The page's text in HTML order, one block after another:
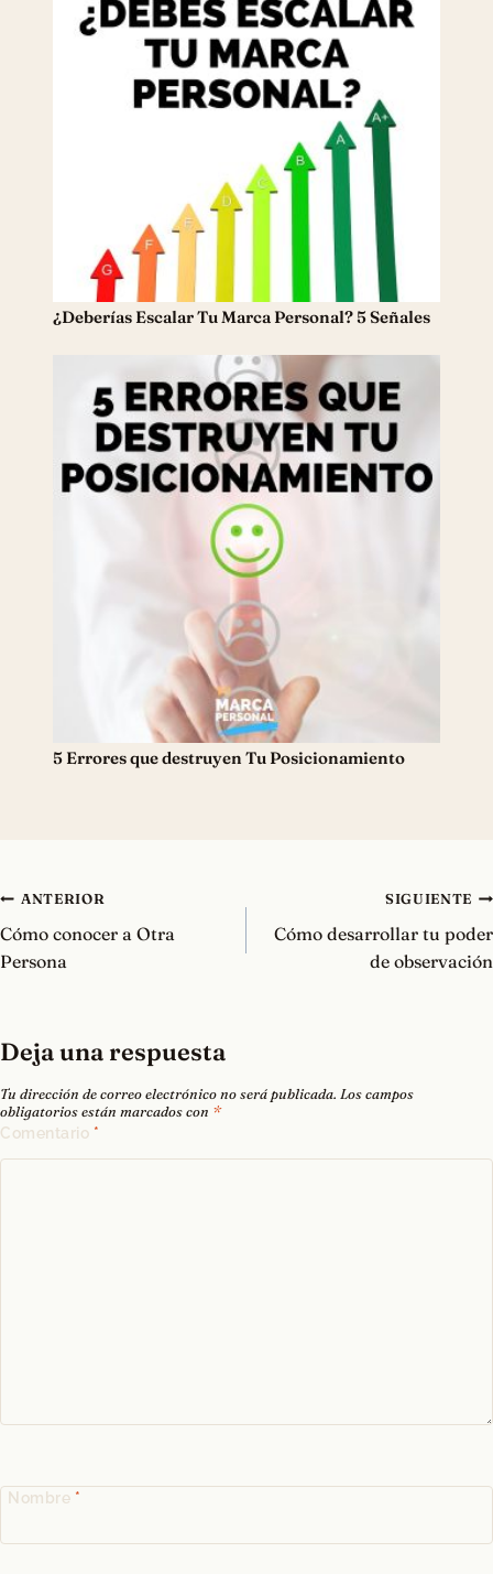
¿Deberías Escalar Tu Marca Personal? 5 Señales
5 Errores que destruyen Tu Posicionamiento
Navegación
de
entradas
ANTERIOR
Cómo conocer a Otra
Persona
SIGUIENTE
Cómo desarrollar tu poder
de observación
Deja una respuesta
Tu dirección de correo electrónico no será publicada. Los campos
obligatorios están marcados con *
Comentario *
Nombre *